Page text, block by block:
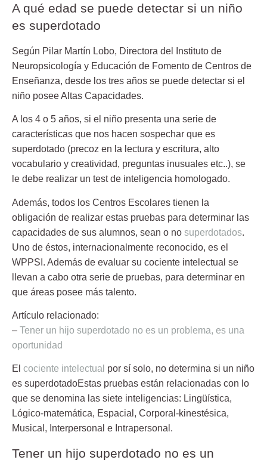
A qué edad se puede detectar si un niño
es superdotado
Según Pilar Martín Lobo, Directora del Instituto de
Neuropsicología y Educación de Fomento de Centros de
Enseñanza, desde los tres años se puede detectar si el
niño posee Altas Capacidades.
A los 4 o 5 años, si el niño presenta una serie de
características que nos hacen sospechar que es
superdotado (precoz en la lectura y escritura, alto
vocabulario y creatividad, preguntas inusuales etc..), se
le debe realizar un test de inteligencia homologado.
Además, todos los Centros Escolares tienen la
obligación de realizar estas pruebas para determinar las
capacidades de sus alumnos, sean o no superdotados.
Uno de éstos, internacionalmente reconocido, es el
WPPSI. Además de evaluar su cociente intelectual se
llevan a cabo otra serie de pruebas, para determinar en
que áreas posee más talento.
Artículo relacionado:
– Tener un hijo superdotado no es un problema, es una
oportunidad
El cociente intelectual por sí solo, no determina si un niño
es superdotadoEstas pruebas están relacionadas con lo
que se denomina las siete inteligencias: Lingüística,
Lógico-matemática, Espacial, Corporal-kinestésica,
Musical, Interpersonal e Intrapersonal.
Tener un hijo superdotado no es un